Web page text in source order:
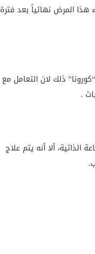
المرض نهائياً بعد فترة
سارس” 5 % وهو أحد فيروسات “كورونا” ذلك لان التعامل مع
.
ألا أنه يتم علاج